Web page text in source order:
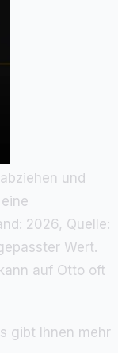
und
2026, Quelle:
Wert.
auf Otto oft
gibt Ihnen mehr